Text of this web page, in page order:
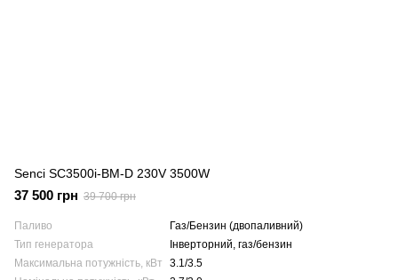
Senci SC3500i-BM-D 230V 3500W
37 500 грн 39 700 грн
Паливо
Газ/Бензин (двопаливний)
Тип генератора
Інверторний, газ/бензин
Максимальна потужність, кВт
3.1/3.5